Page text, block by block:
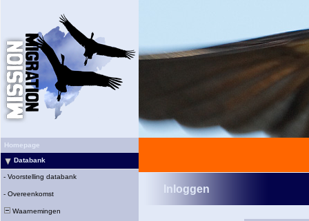
Homepage
Databank
- Voorstelling databank
- Overeenkomst
Waarnemingen
Inloggen